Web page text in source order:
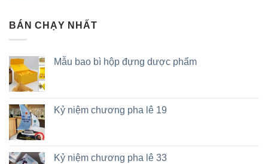
BÁN CHẠY NHẤT
Mẫu bao bì hộp đựng dược phẩm
Kỷ niệm chương pha lê 19
Kỷ niệm chương pha lê 33